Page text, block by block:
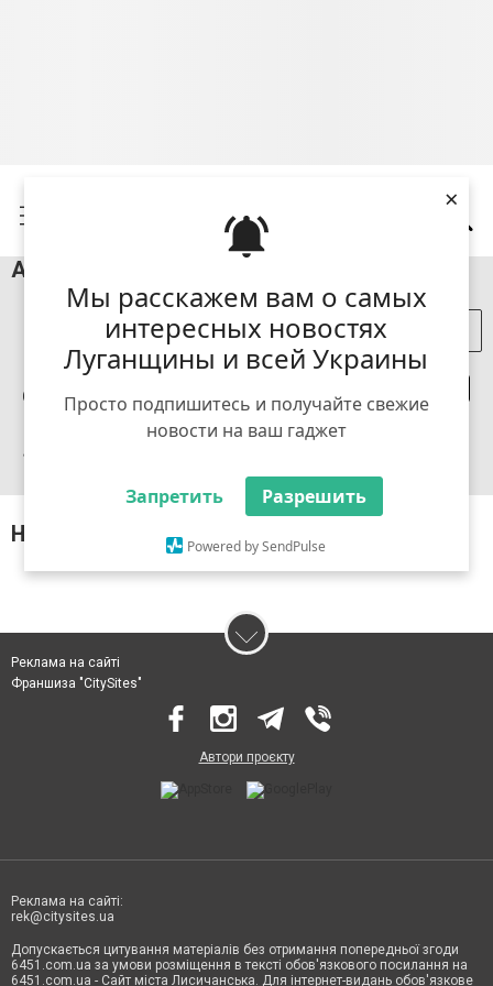
Мы расскажем вам о самых
интересных новостях
Луганщины и всей Украины
Просто подпишитесь и получайте свежие
новости на ваш гаджет
Запретить Разрешить
Powered by SendPulse
×
Афіша Лисичанська - 22.05.26
+ Додати подію
Сьогодні
пн
11
вт
12
ср
13
чт
14
пт
15
сб
16
нд
17
Нічого не знайдено за запитом
Реклама на сайті
Франшиза "CitySites"
Автори проєкту
Реклама на сайті:
rek@citysites.ua
Допускається цитування матеріалів без отримання попередньої згоди
6451.com.ua за умови розміщення в тексті обов'язкового посилання на
6451.com.ua - Сайт міста Лисичанська. Для інтернет-видань обов'язкове